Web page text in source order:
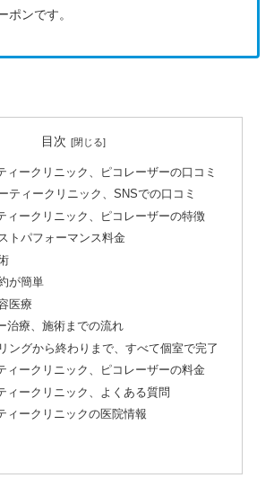
ンです。
目次
ィークリニック、ピコレーザーの口コミ
ティークリニック、SNSでの口コミ
ィークリニック、ピコレーザーの特徴
トパフォーマンス料金
が簡単
医療
治療、施術までの流れ
ングから終わりまで、すべて個室で完了
ィークリニック、ピコレーザーの料金
ィークリニック、よくある質問
ィークリニックの医院情報